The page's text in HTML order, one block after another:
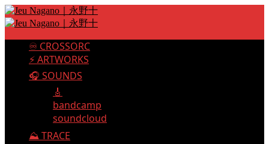
♾️ CROSSORC
⚡️ ARTWORKS
🎧 SOUNDS
🎸
bandcamp
soundcloud
⛰️ TRACE